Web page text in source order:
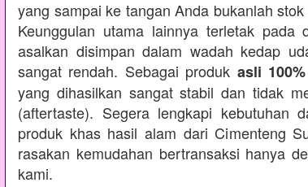
yang sampai ke tangan Anda bukanlah
Keunggulan utama lainnya terletak
asalkan disimpan dalam wadah kedap
sangat rendah. Sebagai produk asli
yang dihasilkan sangat stabil dan tidak
(aftertaste). Segera lengkapi kebutuhan
produk khas hasil alam dari Cimenteng
rasakan kemudahan bertransaksi hanya
kami.